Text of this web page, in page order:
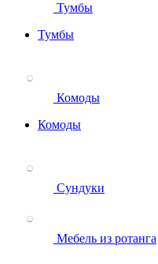
Тумбы
Тумбы
Комоды
Комоды
Сундуки
Мебель из ротанга